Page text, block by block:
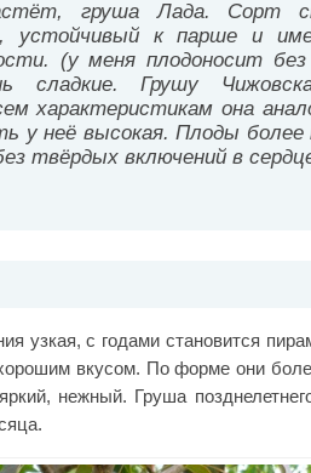
груша Лада. Сорт
устойчивый к парше и
(у меня плодоносит
сладкие. Грушу
характеристикам она
у неё высокая. Плоды более
твёрдых включений в
узкая, с годами становится
вкусом. По форме они
нежный. Груша